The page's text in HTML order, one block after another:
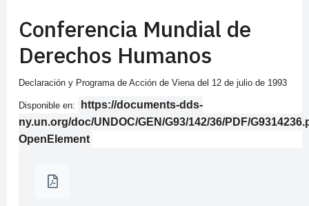
Conferencia Mundial de
Derechos Humanos
Declaración y Programa de Acción de Viena del 12 de julio de 1993
Disponible en:
https://documents-dds-
ny.un.org/doc/UNDOC/GEN/G93/142/36/PDF/
OpenElement